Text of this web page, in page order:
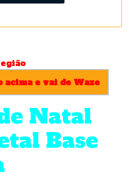
acima e vai de Waze
Natal
Base